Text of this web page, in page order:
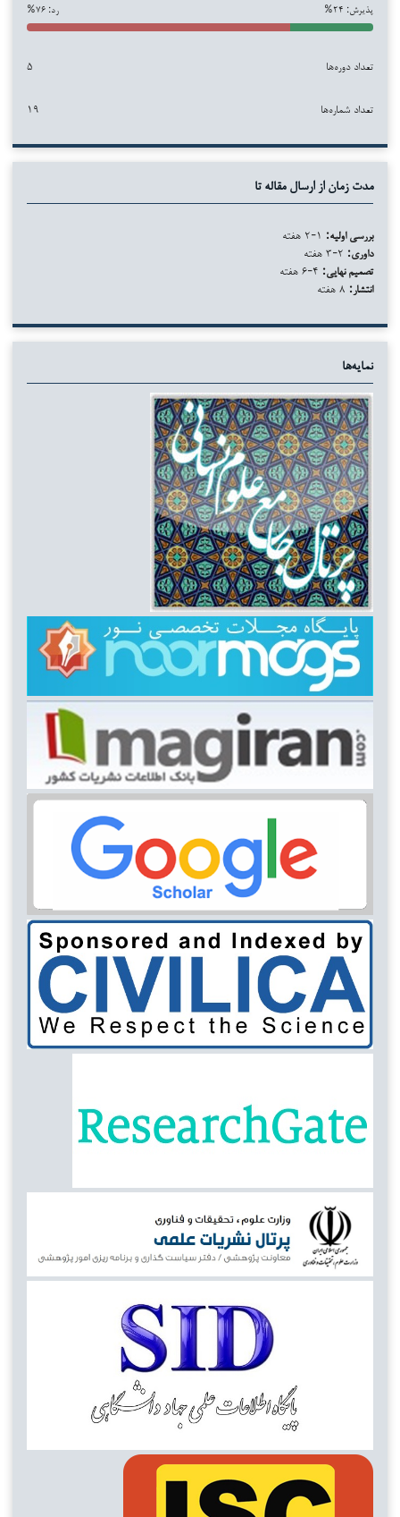
پذیرش: ۲۴% رد: ۷۶%
تعداد دوره‌ها ۵
تعداد شماره‌ها ۱۹
مدت زمان از ارسال مقاله تا
بررسی اولیه:
داوری:
تصمیم نهایی:
انتشار:
نمایه‌ها